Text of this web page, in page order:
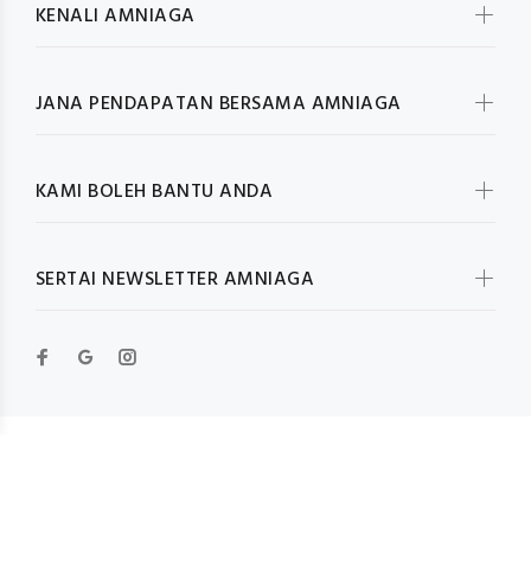
KENALI AMNIAGA
JANA PENDAPATAN BERSAMA AMNIAGA
KAMI BOLEH BANTU ANDA
SERTAI NEWSLETTER AMNIAGA